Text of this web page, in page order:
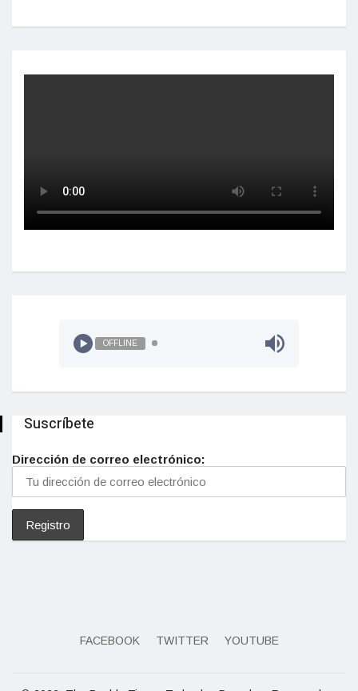
OFFLINE
Suscríbete
Dirección de correo electrónico:
FACEBOOK TWITTER YOUTUBE